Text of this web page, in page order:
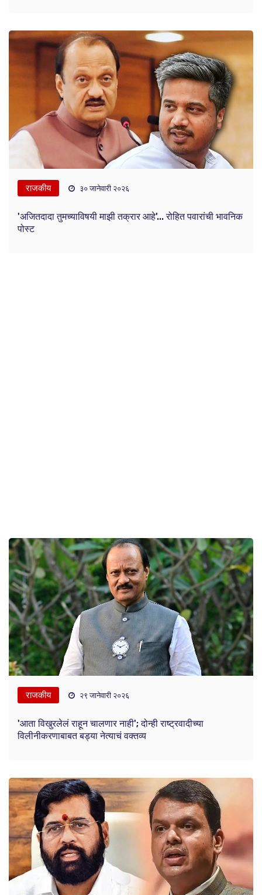
राजकीय ३० जानेवारी २०२६
'अजितदादा तुमच्याविषयी माझी तक्रार आहे'... रोहित पवारांची भावनिक
पोस्ट
राजकीय २९ जानेवारी २०२६
'आता विखुरलेलं राहून चालणार नाही'; दोन्ही राष्ट्रवादीच्या
विलीनीकरणाबाबत बड्या नेत्याचं वक्तव्य